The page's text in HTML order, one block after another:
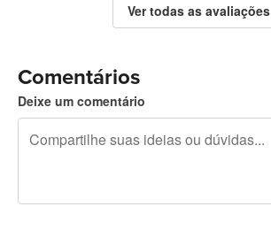
Ver todas as avaliações
Comentários
Deixe um comentário